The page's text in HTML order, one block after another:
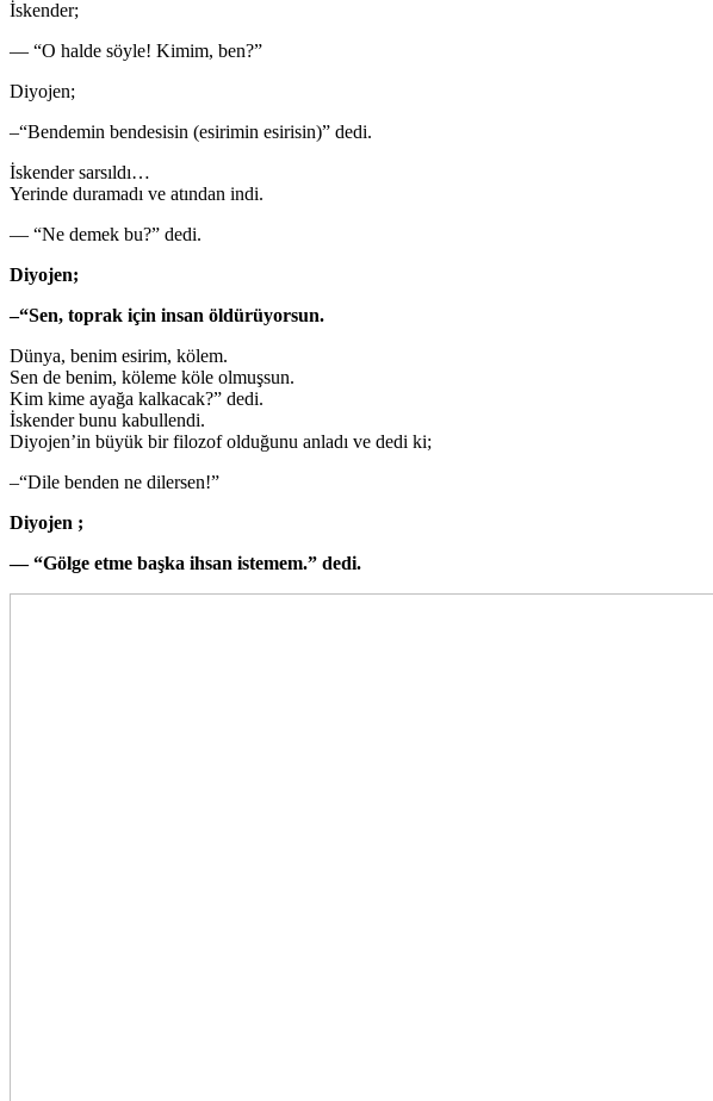
İskender;
— “O halde söyle! Kimim, ben?”
Diyojen;
–“Bendemin bendesisin (esirimin esirisin)” dedi.
İskender sarsıldı…
Yerinde duramadı ve atından indi.
— “Ne demek bu?” dedi.
Diyojen;
–“Sen, toprak için insan öldürüyorsun.
Dünya, benim esirim, kölem.
Sen de benim, köleme köle olmuşsun.
Kim kime ayağa kalkacak?” dedi.
İskender bunu kabullendi.
Diyojen’in büyük bir filozof olduğunu anladı ve dedi ki;
–“Dile benden ne dilersen!”
Diyojen ;
— “Gölge etme başka ihsan istemem.” dedi.